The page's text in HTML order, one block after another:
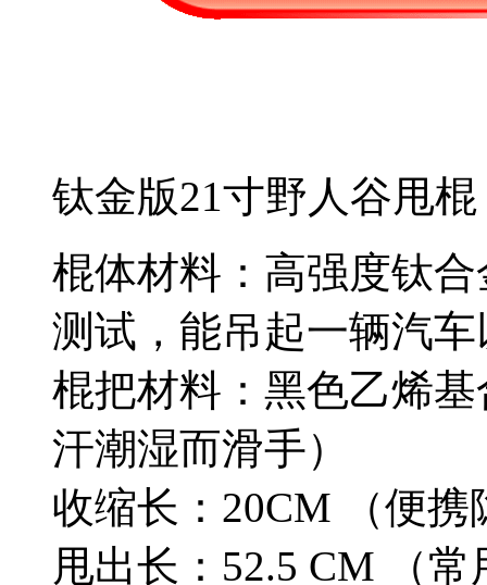
钛金版21寸野人谷甩棍
棍体材料：高强度钛
测试，能吊起一辆汽
棍把材料：黑色乙烯
汗潮湿而滑手）
收缩长：20CM （便携
甩出长：52.5 CM （常